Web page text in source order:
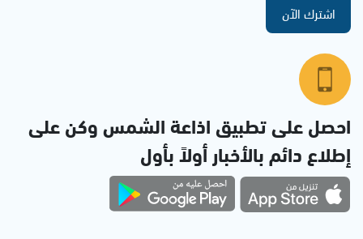
اشترك الآن
احصل على تطبيق اذاعة الشمس وكن على
إطلاع دائم بالأخبار أولاً بأول